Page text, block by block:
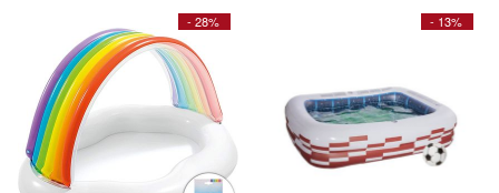
- 28% - 13%